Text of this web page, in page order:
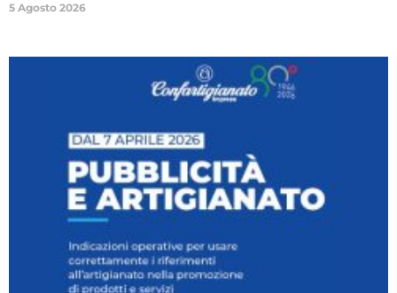
5 Agosto 2026